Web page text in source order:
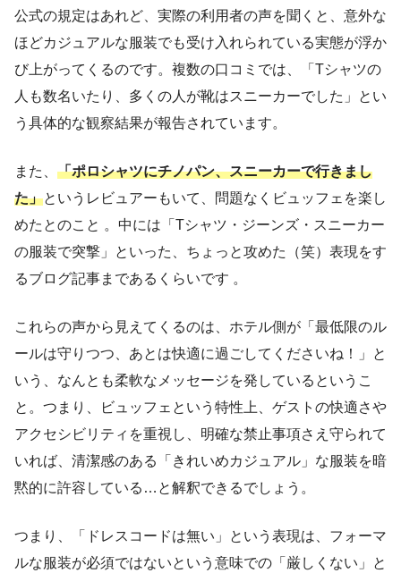
公式の規定はあれど、実際の利用者の声を聞くと、意外な
ほどカジュアルな服装でも受け入れられている実態が浮か
び上がってくるのです。複数の口コミでは、「Tシャツの
人も数名いたり、多くの人が靴はスニーカーでした」とい
う具体的な観察結果が報告されています。
また、 「ポロシャツにチノパン、スニーカーで行きまし
た」というレビュアーもいて、問題なくビュッフェを楽し
めたとのこと 。中には「Tシャツ・ジーンズ・スニーカー
の服装で突撃」といった、ちょっと攻めた（笑）表現をす
るブログ記事まであるくらいです 。
これらの声から見えてくるのは、ホテル側が「最低限のル
ールは守りつつ、あとは快適に過ごしてくださいね！」と
いう、なんとも柔軟なメッセージを発しているというこ
と。つまり、ビュッフェという特性上、ゲストの快適さや
アクセシビリティを重視し、明確な禁止事項さえ守られて
いれば、清潔感のある「きれいめカジュアル」な服装を暗
黙的に許容している…と解釈できるでしょう。
つまり、「ドレスコードは無い」という表現は、フォーマ
ルな服装が必須ではないという意味での「厳しくない」と